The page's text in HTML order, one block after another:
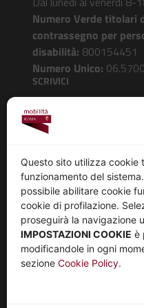
Questo sito utilizza cookie
funzionamento del
possibile abilitare cookie
cookie di profilazione.
proseguirà la navigazione
IMPOSTAZIONI COOKIE è
modificandole in ogni
sezione Cookie Policy.
Numero Verde titolari
contrassegno per
disabilità: 800154451
Numero Unico:
SCRIVICI
Roma Mobilità risponde
AZIENDA
Chi siamo
Governance
Whistleblowing
Co-Marketing
Social media policy
Informativa Cookie